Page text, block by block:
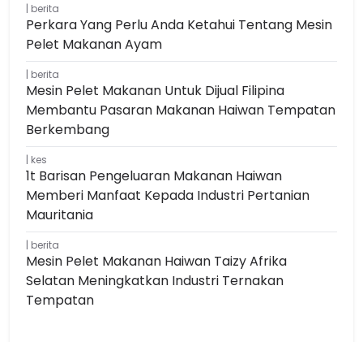
berita
Perkara Yang Perlu Anda Ketahui Tentang Mesin
Pelet Makanan Ayam
berita
Mesin Pelet Makanan Untuk Dijual Filipina
Membantu Pasaran Makanan Haiwan Tempatan
Berkembang
kes
1t Barisan Pengeluaran Makanan Haiwan
Memberi Manfaat Kepada Industri Pertanian
Mauritania
berita
Mesin Pelet Makanan Haiwan Taizy Afrika
Selatan Meningkatkan Industri Ternakan
Tempatan